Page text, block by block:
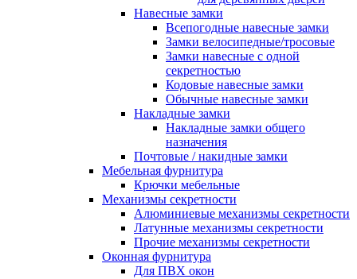
Навесные замки
Всепогодные навесные замки
Замки велосипедные/тросовые
Замки навесные с одной
секретностью
Кодовые навесные замки
Обычные навесные замки
Накладные замки
Накладные замки общего
назначения
Почтовые / накидные замки
Мебельная фурнитура
Крючки мебельные
Механизмы секретности
Алюминиевые механизмы секретности
Латунные механизмы секретности
Прочие механизмы секретности
Оконная фурнитура
Для ПВХ окон